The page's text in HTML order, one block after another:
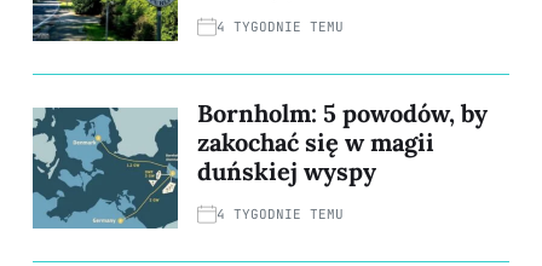
4 TYGODNIE TEMU
Bornholm: 5 powodów, by
zakochać się w magii
duńskiej wyspy
4 TYGODNIE TEMU